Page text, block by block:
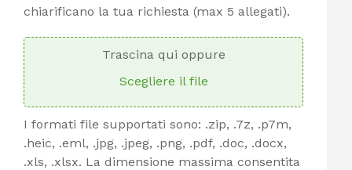
chiarificano la tua richiesta (max 5 allegati).
Trascina qui oppure
Scegliere il file
I formati file supportati sono: .zip, .7z, .p7m,
.heic, .eml, .jpg, .jpeg, .png, .pdf, .doc, .docx,
.xls, .xlsx. La dimensione massima consentita